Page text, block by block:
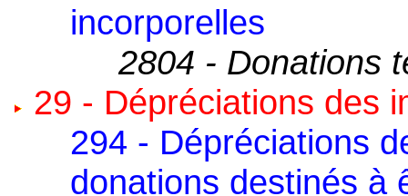
incorporelles
2804 - Donations
29 - Dépréciations des
294 - Dépréciations
donations destinés à